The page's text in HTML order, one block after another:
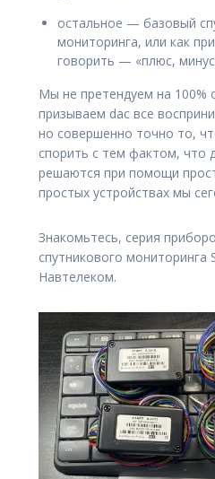
остальное — базовый
мониторинга, или как
говорить — «плюс,
Мы не претендуем на 100%
призываем dас все
но совершенно точно то,
спорить с тем фактом, что
решаются при помощи
простых устройствах мы
Знакомьтесь, серия
спутникового мониторинга
Навтелеком.